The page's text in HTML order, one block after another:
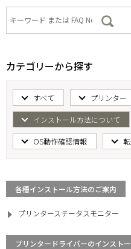
カテゴリーから探す
すべて プリンター
インストール方法について
OS動作確認情報
各種インストール方法のご案内
プリンターステータスモニター
プリンタードライバーのインスト